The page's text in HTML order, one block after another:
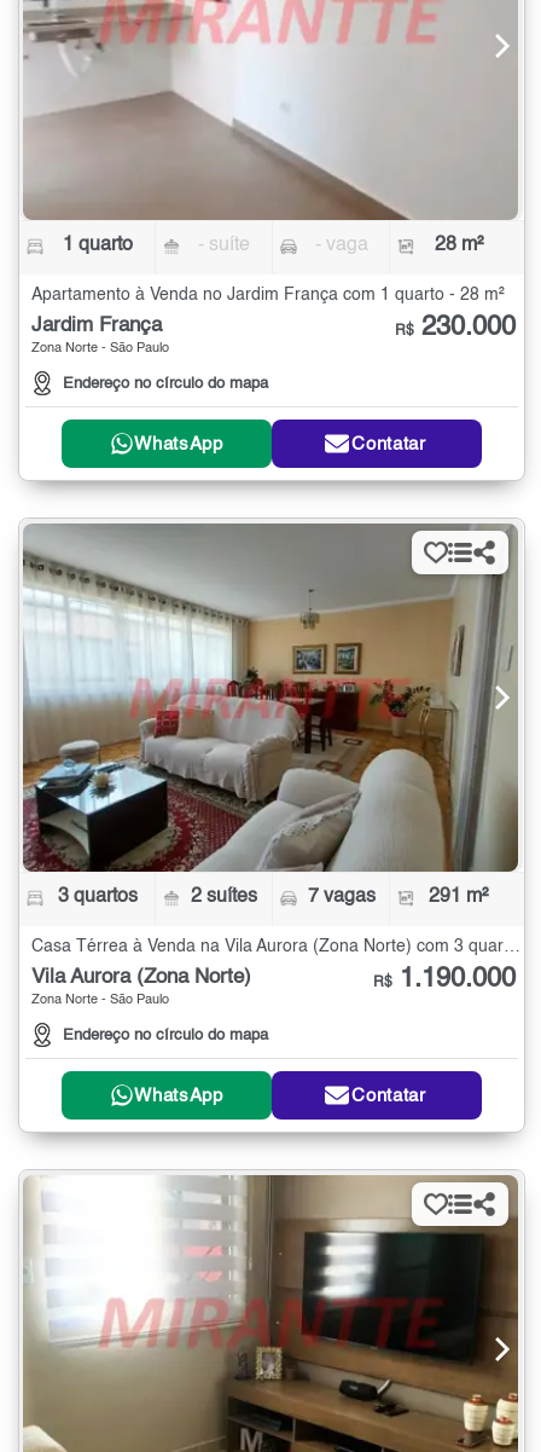
1 quarto - suíte - vaga 28 m²
Apartamento à Venda no Jardim França com 1 quarto - 28 m²
Jardim França
Zona Norte - São Paulo
Endereço no círculo do mapa
R$ 230.000
WhatsApp Contatar
3 quartos 2 suítes 7 vagas 291 m²
Casa Térrea à Venda na Vila Aurora (Zona Norte) com 3 quartos - 291 m²
Vila Aurora (Zona Norte)
Zona Norte - São Paulo
Endereço no círculo do mapa
R$ 1.190.000
WhatsApp Contatar